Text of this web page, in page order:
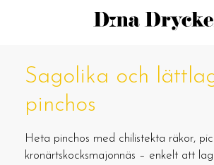
Sagolika och
pinchos
Heta pinchos med chilistekta räkor,
kronärtskocksmajonnäs – enkelt att